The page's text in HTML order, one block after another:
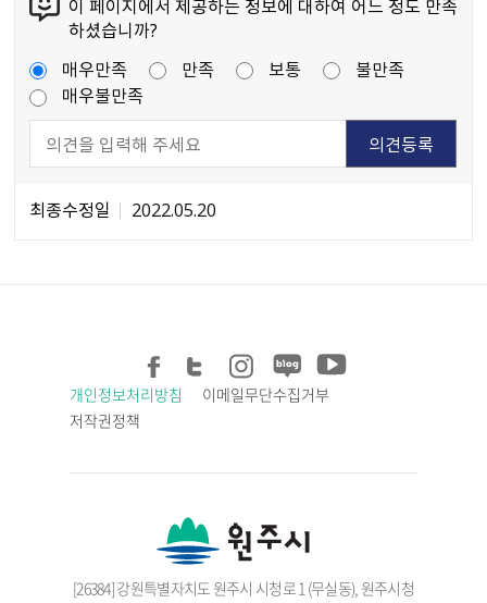
이 페이지에서 제공하는 정보에 대하여 어느 정도 만족
하셨습니까?
매우만족
만족 보통
불만족
매우불만족
최종수정일 2022.05.20
개인정보처리방침
이메일무단수집거부
저작권정책
[26384] 강원특별자치도 원주시 시청로 1 (무실동), 원주시청